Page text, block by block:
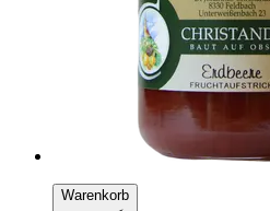
Warenkorb